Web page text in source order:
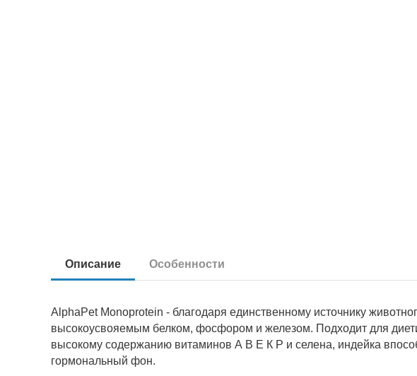
Описание Особенности
AlphaPet Monoprotein - благодаря единственному источнику
высокоусвояемым белком, фосфором и железом. Подходит для
высокому содержанию витаминов А В Е К Р и селена, индейка
гормональный фон.